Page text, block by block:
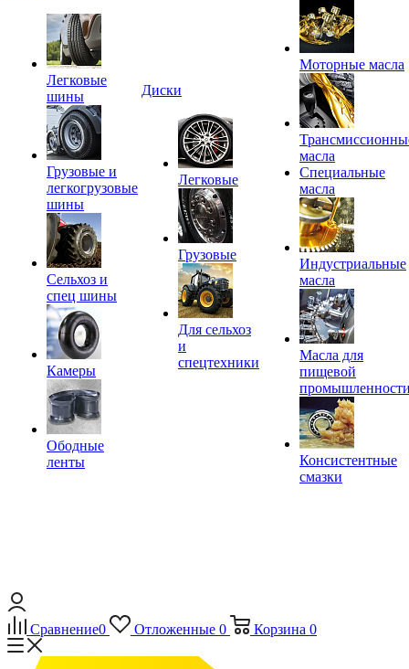
Легковые
шины
Грузовые и
легкогрузовые
шины
Сельхоз и
спец шины
Камеры
Ободные
ленты
Диски
Легковые
Грузовые
Для сельхоз
и
спецтехники
Моторные масла
масла
Специальные
масла
Индустриальные
масла
Масла для
пищевой
Консистентные
смазки
Сравнение0 Отложенные 0 Корзина 0